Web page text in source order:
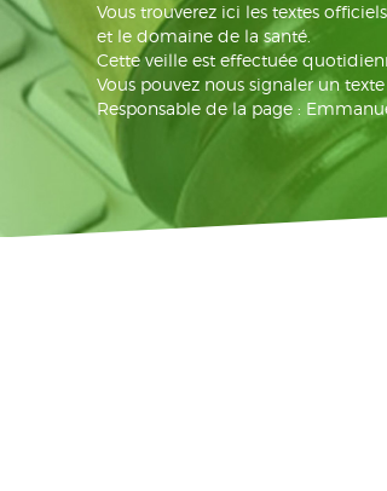
Vous trouverez ici les textes
et le domaine de la santé.
Cette veille est effectuée
Vous pouvez nous signaler un
Responsable de la page :